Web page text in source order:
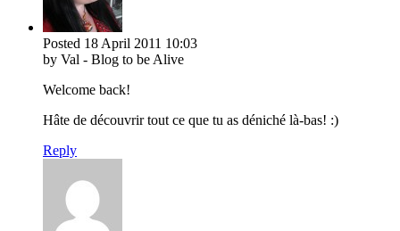
Posted 18 April 2011 10:03
by Val - Blog to be Alive
Welcome back!
Hâte de découvrir tout ce que tu as déniché là-bas! :)
Reply